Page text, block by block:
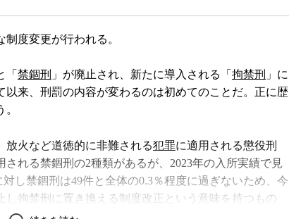
スから考える現代の
」
制度変更が行われる。
「 禁錮刑 」が廃止され、新たに導入される「 拘禁刑 」に
以来、刑罰の内容が変わるのは初めてのことだ。正に歴
放火など道徳的に非難される犯罪に適用される懲役刑
される禁錮刑の2種類があるが、2023年の入所実績で見
し禁錮刑は49件と全体の0.3％程度に過ぎないため、今
拘禁刑に置き換える制度改正という意味を持つもの